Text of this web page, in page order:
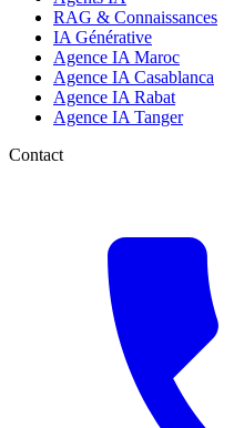
RAG & Connaissances
IA Générative
Agence IA Maroc
Agence IA Casablanca
Agence IA Rabat
Agence IA Tanger
Contact